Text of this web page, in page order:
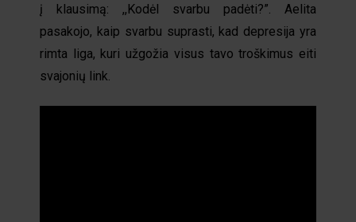
į klausimą: ,,Kodėl svarbu padėti?”. Aelita
pasakojo, kaip svarbu suprasti, kad depresija yra
rimta liga, kuri užgožia visus tavo troškimus eiti
svajonių link.